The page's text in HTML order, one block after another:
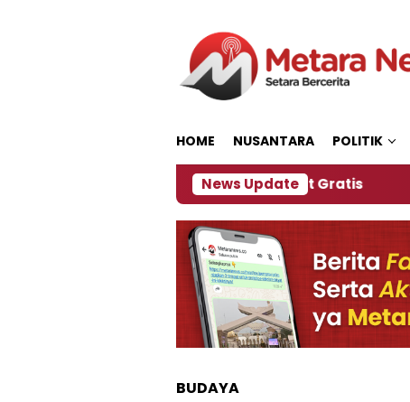
HOME NUSANTARA POLITIK
News Update
Panitia Siapkan Kopi dan Pijat Gratis Jember
BUDAYA